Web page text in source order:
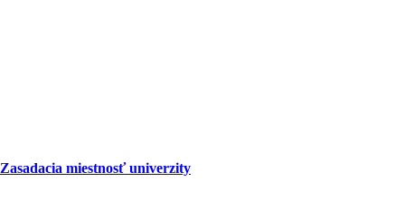
Zasadacia miestnosť univerzity